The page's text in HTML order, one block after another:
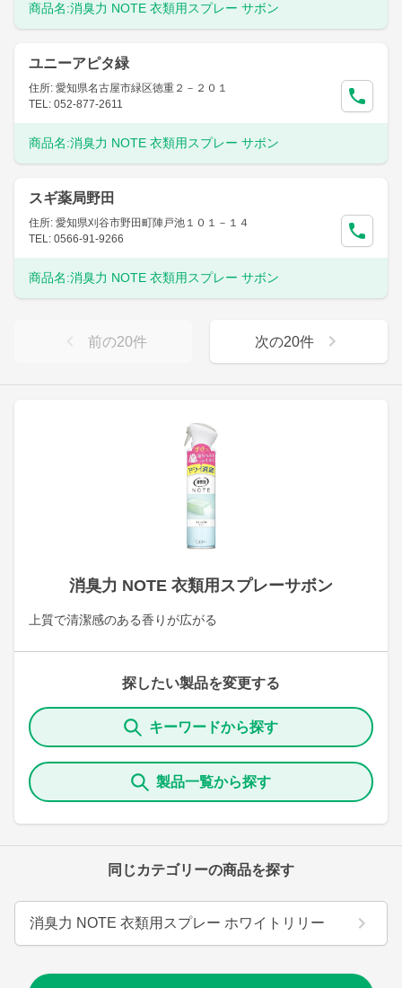
消臭力 NOTE 衣類用スプレーサボン
上質で清潔感のある香りが広がる
探したい製品を変更する
キーワードから探す
製品一覧から探す
同じカテゴリーの商品を探す
消臭力 NOTE 衣類用スプレー ホワイトリリー
商品名:消臭力 NOTE 衣類用スプレー サボン
ユニーアピタ緑
住所: 愛知県名古屋市緑区徳重２－２０１
TEL: 052-877-2611
商品名:消臭力 NOTE 衣類用スプレー サボン
スギ薬局野田
住所: 愛知県刈谷市野田町陣戸池１０１－１４
TEL: 0566-91-9266
商品名:消臭力 NOTE 衣類用スプレー サボン
前の20件 次の20件